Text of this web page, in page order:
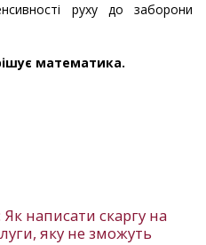
руху до заборони
математика.
написати скаргу на
яку не зможуть